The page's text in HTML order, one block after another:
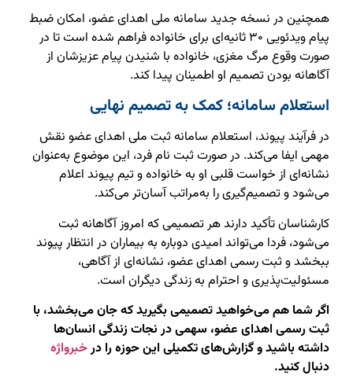
همچنین در نسخه جدید سامانه ملی اهدای عضو، امکان ضبط
پیام ویدئویی ۳۰ ثانیه‌ای برای خانواده فراهم شده است تا در
صورت وقوع مرگ مغزی، خانواده با شنیدن پیام عزیزشان از
آگاهانه بودن تصمیم او اطمینان پیدا کند.
استعلام سامانه؛ کمک به تصمیم نهایی
در فرآیند پیوند، استعلام سامانه ثبت ملی اهدای عضو نقش
مهمی ایفا می‌کند. در صورت ثبت نام فرد، این موضوع به‌عنوان
نشانه‌ای از خواست قلبی او به خانواده و تیم پیوند اعلام
می‌شود و تصمیم‌گیری را به‌مراتب آسان‌تر می‌کند.
کارشناسان تأکید دارند هر تصمیمی که امروز آگاهانه ثبت
می‌شود، فردا می‌تواند امیدی دوباره به بیماران در انتظار پیوند
ببخشد و ثبت رسمی اهدای عضو، نشانه‌ای از آگاهی،
مسئولیت‌پذیری و احترام به زندگی دیگران است.
اگر شما هم می‌خواهید تصمیمی بگیرید که جان می‌بخشد، با
ثبت رسمی اهدای عضو، سهمی در نجات زندگی انسان‌ها
داشته باشید و گزارش‌های تکمیلی این حوزه را درخبرواژه
دنبال کنید.